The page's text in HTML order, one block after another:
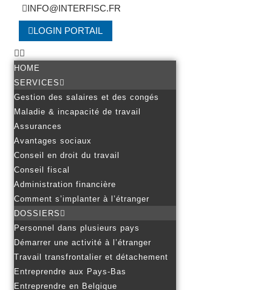
INFO@INTERFISC.FR
LOGIN PORTAIL
HOME
SERVICES
Gestion des salaires et des congés
Maladie & incapacité de travail
Assurances
Avantages sociaux
Conseil en droit du travail
Conseil fiscal
Administration financière
Comment s’implanter à l’étranger
DOSSIERS
Personnel dans plusieurs pays
Démarrer une activité à l’étranger
Travail transfrontalier et détachement
Entreprendre aux Pays-Bas
Entreprendre en Belgique